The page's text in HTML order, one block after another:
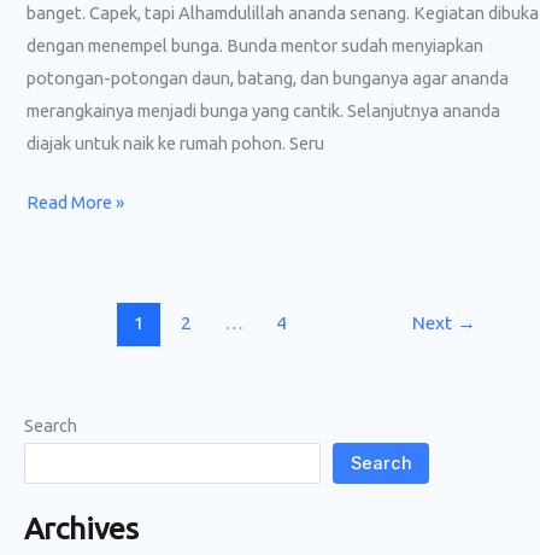
banget. Capek, tapi Alhamdulillah ananda senang. Kegiatan dibuka
dengan menempel bunga. Bunda mentor sudah menyiapkan
potongan-potongan daun, batang, dan bunganya agar ananda
merangkainya menjadi bunga yang cantik. Selanjutnya ananda
diajak untuk naik ke rumah pohon. Seru
Keseruannya!
Read More »
1 2 … 4 Next →
Search
Search
Archives